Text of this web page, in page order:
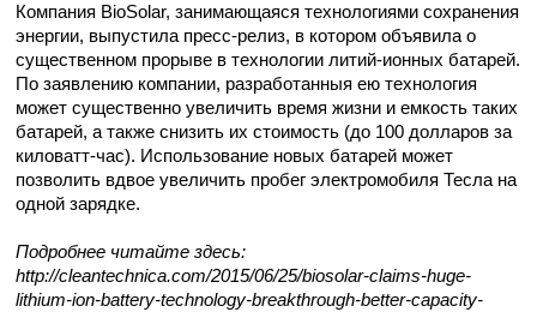
Компания BioSolar, занимающаяся технологиями сохранения
энергии, выпустила пресс-релиз, в котором объявила о
существенном прорыве в технологии литий-ионных батарей.
По заявлению компании, разработанныя ею технология
может существенно увеличить время жизни и емкость таких
батарей, а также снизить их стоимость (до 100 долларов за
киловатт-час). Использование новых батарей может
позволить вдвое увеличить пробег электромобиля Тесла на
одной зарядке.
Подробнее читайте здесь:
http://cleantechnica.com/2015/06/25/biosolar-claims-huge-
lithium-ion-battery-technology-breakthrough-better-capacity-